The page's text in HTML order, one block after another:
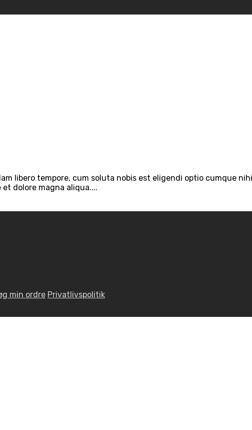
libero tempore, cum soluta nobis est eligendi optio cumque
dolore magna aliqua....
min ordre Privatlivspolitik